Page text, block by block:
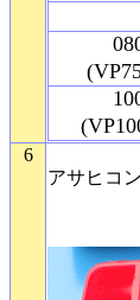
6
アサヒコ